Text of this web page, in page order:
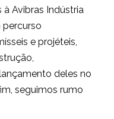
Avibras Indústria
percurso
e projéteis,
deles no
seguimos rumo